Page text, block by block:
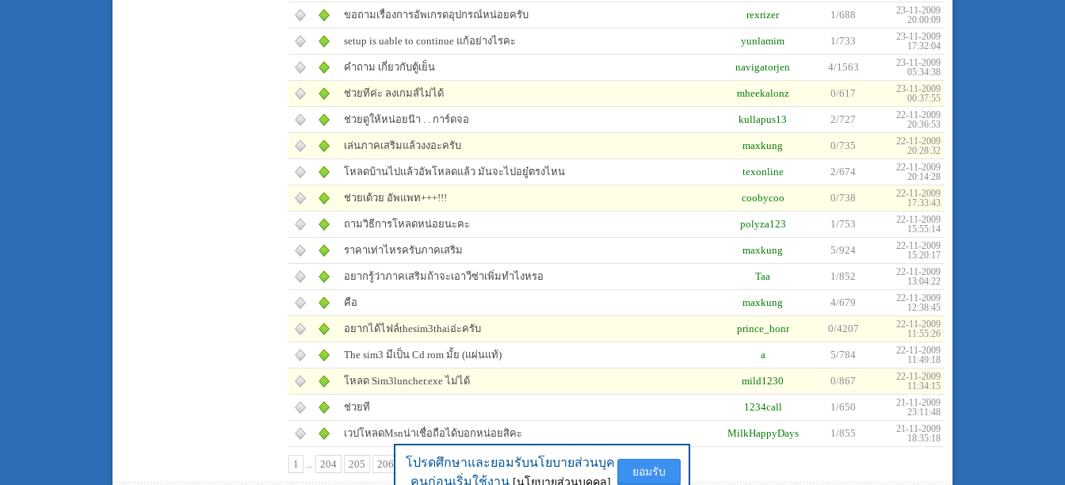
โปรดศึกษาและยอมรับนโยบายส่วนบุค
คนก่อนเริ่มใช้งาน [นโยบายส่วนบุคคล]
ยอมรับ
ขอถามเรื่องการอัพเกรดอุปกรณ์หน่อยครับ rexrizer 1/688
23-11-2009
20:00:09
setup is uable to continue แก้อย่างไรคะ yunlamim 1/733
23-11-2009
17:32:04
คำถาม เกี่ยวกับตู้เย็น navigatorjen 4/1563
23-11-2009
05:34:38
ช่วยทีค่ะ ลงเกมส์ไม่ได้ mheekalonz 0/617
23-11-2009
00:37:55
ช่วยดูให้หน่อยน๊า . . การ์ดจอ kullapus13 2/727
22-11-2009
20:36:53
เล่นภาคเสริมแล้วงงอะครับ maxkung 0/735
22-11-2009
20:28:32
โหลดบ้านไปแล้วอัพโหลดแล้ว มันจะไปอยู๋ตรงไหน texonline 2/674
22-11-2009
20:14:28
ช่วยเด้วย อัพแพท+++!!! coobycoo 0/738
22-11-2009
17:33:43
ถามวิธีการโหลดหน่อยนะคะ polyza123 1/753
22-11-2009
15:55:14
ราคาเท่าไหรครับภาคเสริม maxkung 5/924
22-11-2009
15:20:17
อยากรู้ว่าภาคเสริมถ้าจะเอาวีซ่าเพิ่มทำไงหรอ Taa 1/852
22-11-2009
13:04:22
คือ maxkung 4/679
22-11-2009
12:38:45
อยากได้ไฟล์thesim3thaiอ่ะครับ prince_honr 0/4207
22-11-2009
11:55:26
The sim3 มีเป็น Cd rom มั้ย (แผ่นแท้) a 5/784
22-11-2009
11:49:18
โหลด Sim3luncher.exe ไม่ได้ mild1230 0/867
22-11-2009
11:34:15
ช่วยที 1234call 1/650
21-11-2009
23:11:48
เวปโหลดMsnน่าเชื่อถือได้บอกหน่อยสิคะ MilkHappyDays 1/855
21-11-2009
18:35:18
1 204 205 206 207 208 209 210 211 212 ... 217
โปรดศึกษาและยอมรับนโยบายส่วนบุค
คนก่อนเริ่มใช้งาน [นโยบายส่วนบุคคล]
ยอมรับ